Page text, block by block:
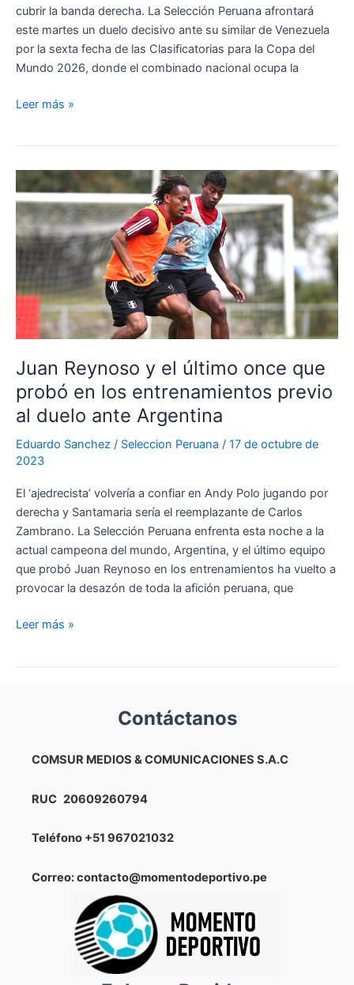
cubrir la banda derecha. La Selección Peruana afrontará
este martes un duelo decisivo ante su similar de Venezuela
por la sexta fecha de las Clasificatorias para la Copa del
Mundo 2026, donde el combinado nacional ocupa la
¿Oliver
Corzo?
Juan
Reynoso
ya
eligió
quien
el
derecho
titular
ante
la
Selección
de
Leer más »
Juan Reynoso y el último once que
probó en los entrenamientos previo
al duelo ante Argentina
Eduardo Sanchez / Seleccion Peruana / 17 de octubre de
2023
El ‘ajedrecista’ volvería a confiar en Andy Polo jugando por
derecha y Santamaria sería el reemplazante de Carlos
Zambrano. La Selección Peruana enfrenta esta noche a la
actual campeona del mundo, Argentina, y el último equipo
que probó Juan Reynoso en los entrenamientos ha vuelto a
provocar la desazón de toda la afición peruana, que
Juan
probó
previo
duelo
Leer más »
Contáctanos
COMSUR MEDIOS & COMUNICACIONES S.A.C
RUC 20609260794
Teléfono +51 967021032
Correo: contacto@momentodeportivo.pe